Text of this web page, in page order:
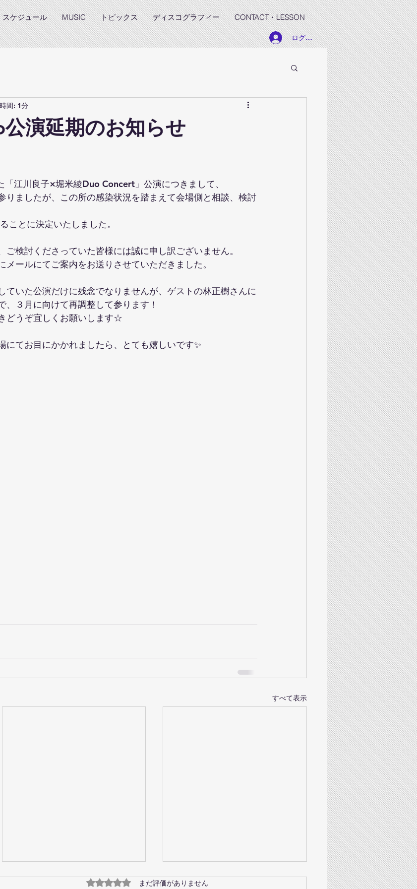
スケジュール MUSIC トピックス ディスコグラフィー CONTACT・LESSON
ログイン
演延期のお知らせ
間: 1分
います。
江川良子×堀米綾Duo Concert」公演につきまして、
りましたが、この所の感染状況を踏まえて会場側と相談、検討
ことに決定いたしました。
ご検討くださっていた皆様には誠に申し訳ございません。
メールにてご案内をお送りさせていただきました。
ていた公演だけに残念でなりませんが、ゲストの林正樹さんに
、３月に向けて再調整して参ります！
どうぞ宜しくお願いします☆
にてお目にかかれましたら、とても嬉しいです✨
すべて表示
菊地成孔とぺぺトルメントア
5つ星のうち0と評価されています。
まだ評価がありません